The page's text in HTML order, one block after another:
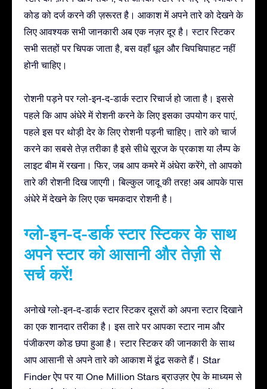
कोड को दर्ज करने की ज़रूरत है। आकाश में अपने तारे को देखने के
लिए आवश्यक सभी जानकारी अब एक नज़र दूर है। स्टार स्टिकर
सभी सतहों पर चिपक जाता है, बस वहाँ धूल और चिपचिपाहट नहीं
होनी चाहिए।
रोशनी पड़ने पर ग्लो-इन-द-डार्क स्टार रिचार्ज हो जाता है। इससे
पहले कि आप अंधेरे में रोशनी करने के लिए इसका उपयोग कर पाएं,
पहले इस पर थोड़ी देर के लिए रोशनी पड़नी चाहिए। तारे को चार्ज
करने का सबसे तेज़ तरीका है इसे सीधे सूरज के प्रकाश या लैम्प के
लाइट बीम में रखना। फिर, जब आप कमरे में अंधेरा करेंगे, तो आपको
तारे की रोशनी दिख जाएगी। बिल्कुल जादू की तरह! अब आपके पास
अंधेरे में देखने के लिए एक चमकदार रोशनी है।
ग्लो-इन-द-डार्क स्टार स्टिकर के साथ
अपने स्टार को आसानी और तेज़ी से
सर्च करें!
अनोखे ग्लो-इन-द-डार्क स्टार स्टिकर दूसरों को अपना स्टार दिखाने
का एक शानदार तरीका है। इस तारे पर आपका स्टार नाम और
पंजीकरण कोड छपा हुआ है। स्टार स्टिकर की जानकारी के साथ
आप आसानी से अपने तारे को आकाश में ढूंढ सकते हैं। Star
Finder ऐप पर या One Million Stars ब्राउज़र ऐप के माध्यम से